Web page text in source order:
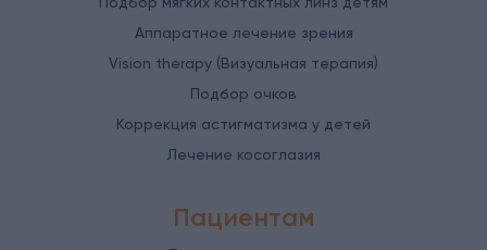
Аппаратное лечение зрения
Vision therapy (Визуальная терапия)
Подбор очков
Коррекция астигматизма у детей
Лечение косоглазия
Пациентам